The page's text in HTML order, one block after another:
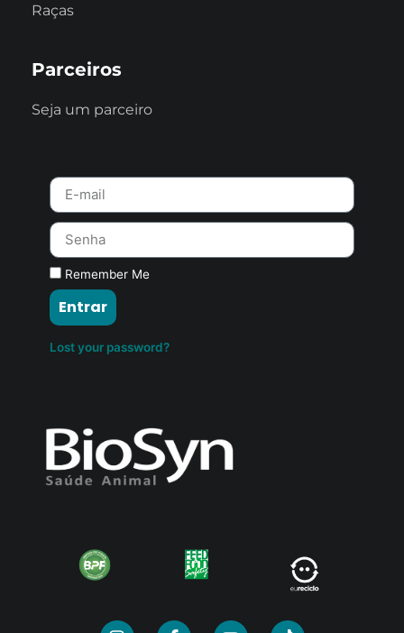
Raças
Parceiros
Seja um parceiro
Remember Me
Entrar
Lost your password?